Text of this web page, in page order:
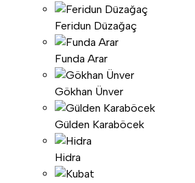
Feridun Düzağaç
Funda Arar
Gökhan Ünver
Gülden Karaböcek
Hidra